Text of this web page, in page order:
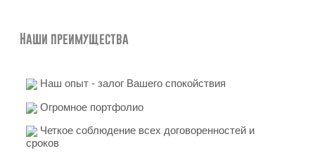
Наши преимущества
Наш опыт - залог Вашего спокойствия
Огромное портфолио
Четкое соблюдение всех договоренностей и
сроков